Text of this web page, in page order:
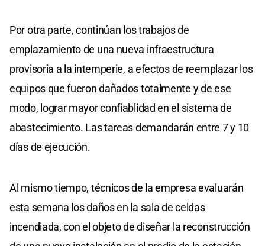
Por otra parte, continúan los trabajos de
emplazamiento de una nueva infraestructura
provisoria a la intemperie, a efectos de reemplazar los
equipos que fueron dañados totalmente y de ese
modo, lograr mayor confiablidad en el sistema de
abastecimiento. Las tareas demandarán entre 7 y 10
días de ejecución.
Al mismo tiempo, técnicos de la empresa evaluarán
esta semana los daños en la sala de celdas
incendiada, con el objeto de diseñar la reconstrucción